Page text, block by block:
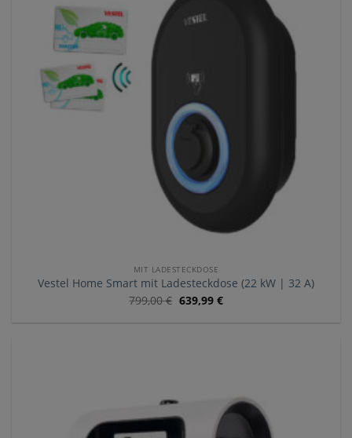
MIT LADESTECKDOSE
Vestel Home Smart mit Ladesteckdose (22 kW | 32 A)
799,00€ 639,99 €